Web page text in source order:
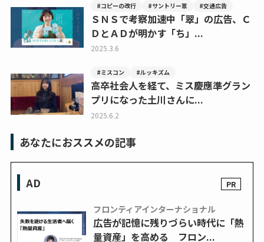
#コピーの改行 #サントリー翠 #交通広告
ＳＮＳで考察加速中「翠」の広告、Ｃ
ＤとＡＤが明かす「ち」...
2025.3.6
#ミスコン #ルッキズム
高卒社会人を経て、ミス慶應準グラン
プリになった土川さんに...
2025.6.2
あなたにおススメの記事
AD
フロンティアインターナショナル
広告が記憶に残りづらい時代に「熱
量資産」を高める フロン...